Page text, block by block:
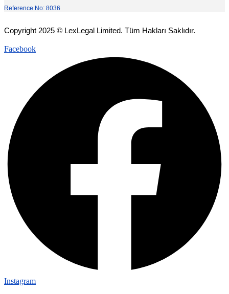
Reference No: 8036
Copyright 2025 © LexLegal Limited. Tüm Hakları Saklıdır.
Facebook
Instagram